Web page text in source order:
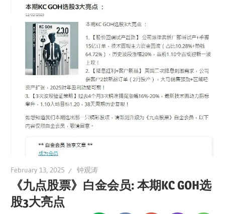
February 13, 2025 钟观涛
《九点股票》白金会员: 本期KC GOH选
股3大亮点